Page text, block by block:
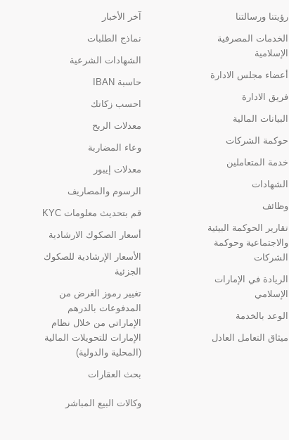
رؤيتنا ورسالتنا
الخدمات المصرفية
الإسلامية
أعضاء مجلس الادارة
فريق الادارة
البيانات المالية
حوكمة الشركات
خدمة المتعاملين
الشهادات
وظائف
تقارير الحوكمة البيئية
والاجتماعية وحوكمة
الشركات
الريادة في الإمارات
الإسلامي
الوعد بالخدمة
ميثاق التعامل العادل
آخر الأخبار
نماذج الطلبات
الشهادات الشرعية
حاسبة IBAN
احسب زكاتك
معدلات الربح
وعاء المضاربة
معدلات إيبور
الرسوم والمصاريف
قم بتحديث معلومات KYC
أسعار الصكوك الارشادية
الأسعار الإرشادية للصكوك
الجزئية
تغيير رموز الغرض من
المدفوعات بالدرهم
الإماراتي من خلال نظام
الإمارات للتحويلات المالية
(المحلية والدولية)
بحث العقارات
وكالات البيع المباشر